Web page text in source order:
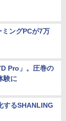
ングPCが7万
Pro」。圧巻の
験に
するSHANLING